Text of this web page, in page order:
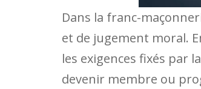
Dans la franc-
et de jugement moral.
les exigences fixés par
devenir membre ou